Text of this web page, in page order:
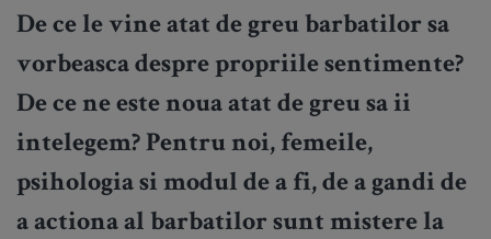
De ce le vine atat de greu barbatilor sa
vorbeasca despre propriile sentimente?
De ce ne este noua atat de greu sa ii
intelegem? Pentru noi, femeile,
psihologia si modul de a fi, de a gandi de
a actiona al barbatilor sunt mistere la